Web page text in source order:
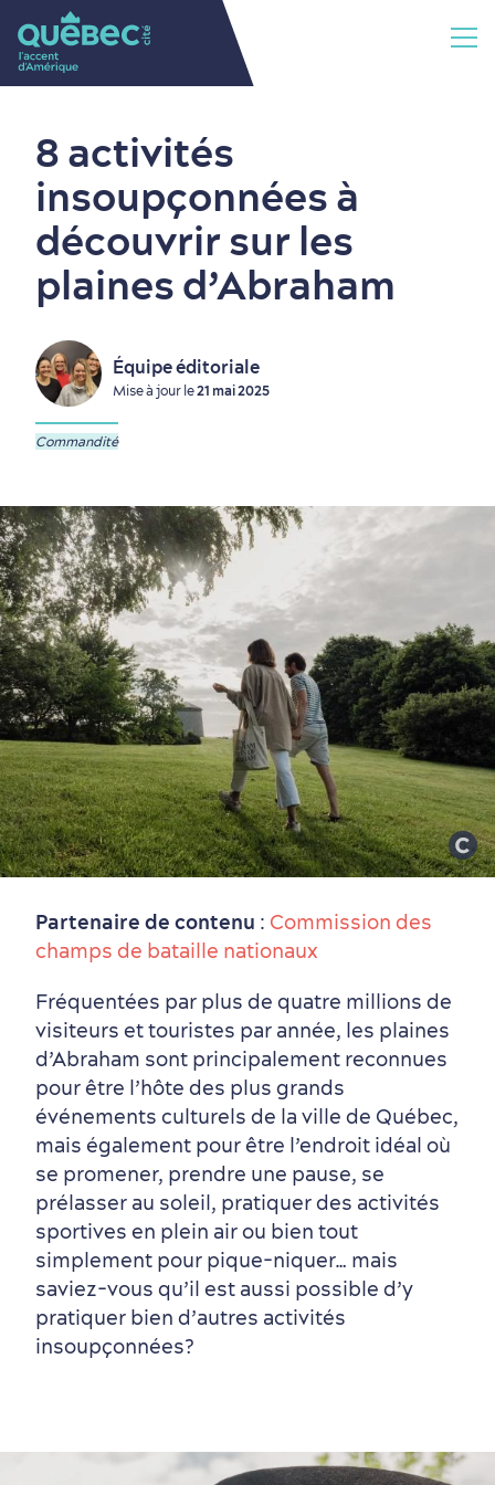
Vieux-Québec
Incontournables
7 expériences gourmandes
Où dormir?
Forfaits et rabais
8 activités
insoupçonnées à
découvrir sur les
plaines d’Abraham
Équipe éditoriale
Mise à jour le21 mai 2025
Commandité
Partenaire de contenu : Commission des
champs de bataille nationaux
Fréquentées par plus de quatre millions de
visiteurs et touristes par année, les plaines
d’Abraham sont principalement reconnues
pour être l’hôte des plus grands
événements culturels de la ville de Québec,
mais également pour être l’endroit idéal où
se promener, prendre une pause, se
prélasser au soleil, pratiquer des activités
sportives en plein air ou bien tout
simplement pour pique-niquer… mais
saviez-vous qu’il est aussi possible d’y
pratiquer bien d’autres activités
insoupçonnées?